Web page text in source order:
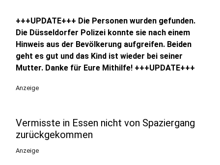
+++UPDATE+++ Die Personen wurden gefunden.
Die Düsseldorfer Polizei konnte sie nach einem
Hinweis aus der Bevölkerung aufgreifen. Beiden
geht es gut und das Kind ist wieder bei seiner
Mutter. Danke für Eure Mithilfe! +++UPDATE+++
Anzeige
Vermisste in Essen nicht von Spaziergang
zurückgekommen
Anzeige